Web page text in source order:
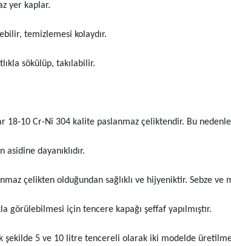
yer kaplar.
temizlemesi kolaydır.
sökülüp, takılabilir.
18-10 Cr-Ni 304 kalite paslanmaz çeliktendir. Bu
dayanıklıdır.
çelikten olduğundan sağlıklı ve hijyeniktir. Sebze
görülebilmesi için tencere kapağı şeffaf yapılmıştır.
şekilde 5 ve 10 litre tencereli olarak iki modelde